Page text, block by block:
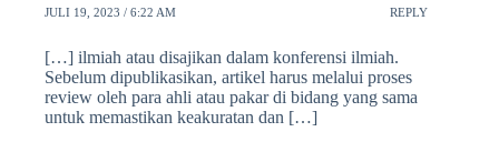
JULI 19, 2023 / 6:22 AM REPLY
[…] ilmiah atau disajikan dalam konferensi ilmiah.
Sebelum dipublikasikan, artikel harus melalui proses
review oleh para ahli atau pakar di bidang yang sama
untuk memastikan keakuratan dan […]